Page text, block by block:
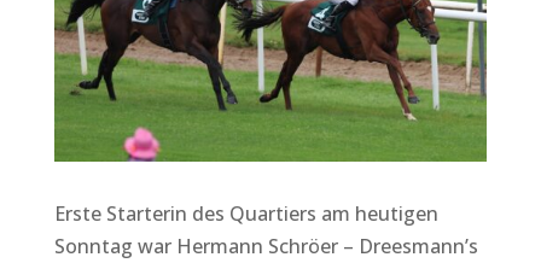
Erste Starterin des Quartiers am heutigen
Sonntag war Hermann Schröer – Dreesmann’s